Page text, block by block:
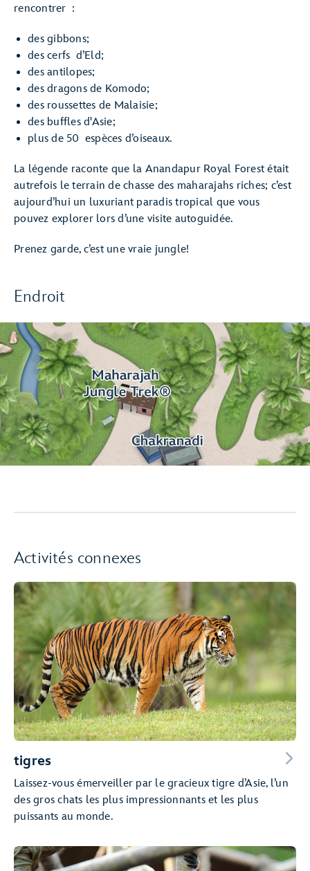
rencontrer :
des gibbons;
des cerfs d’Eld;
des antilopes;
des dragons de Komodo;
des roussettes de Malaisie;
des buffles d'Asie;
plus de 50 espèces d’oiseaux.
La légende raconte que la Anandapur Royal Forest était
autrefois le terrain de chasse des maharajahs riches; c’est
aujourd’hui un luxuriant paradis tropical que vous
pouvez explorer lors d’une visite autoguidée.
Prenez garde, c’est une vraie jungle!
Endroit
Activités connexes
tigres
Laissez-vous émerveiller par le gracieux tigre d’Asie, l’un
des gros chats les plus impressionnants et les plus
puissants au monde.